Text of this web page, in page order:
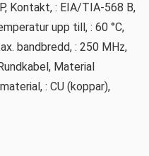
Kontakt, : EIA/TIA-568 B,
upp till, : 60 °C,
bandbredd, : 250 MHz,
Material
: CU (koppar),